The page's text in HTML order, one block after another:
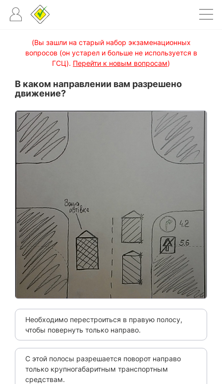
(Вы зашли на старый набор экзаменационных
вопросов (он устарел и больше не используется в
ГСЦ). Перейти к новым вопросам)
В каком направлении вам разрешено
движение?
Необходимо перестроиться в правую полосу,
чтобы повернуть только направо.
С этой полосы разрешается поворот направо
только крупногабаритным транспортным
средствам.